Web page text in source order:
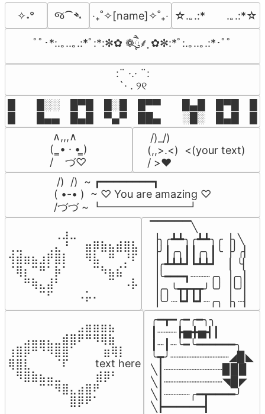
✧˖° જ⁀➴ ‎‧₊˚✧[name]✧˚₊‧ ☆.｡.:*　　.｡.:*☆
ﾟﾟ･*:.｡..｡.:*ﾟ:*:✼✿ ❁ཻུ۪۪⸙͎ ✿✼:*ﾟ:.｡..｡.:*･ﾟﾟ
⠀:¨ ·.· ¨:⠀
⠀ `· . ୨୧⠀
█  █░░ █▀█ █░█ █▀▀  █▄█ █▀█
█  █▄▄ █▄█ ▀▄▀ ██▄  ░█░ █▄█
∧,,,∧
(  ̳• · • ̳)
/    づ♡
/)_/)
(,,>.<)  <(your text)
/ >❤️
/)  /)  ~ ┏━━━━━━━━┓
( •-• )  ~ ♡ You are amazing ♡
/づづ ~ ┗━━━━━━━━┛
⠀⠀⠀⠀⠀⠀⢀⣰⣀⠀⠀⠀⠀⠀⠀⠀⠀
⢀⣀⠀⠀⠀⢀⣄⠘⠀⠀⣶⡿⣷⣦⣾⣿⣧
⢺⣾⣶⣦⣰⡟⣿⡇⠀⠀⠻⣧⠀⠛⠀⡘⠏
⠈⢿⡆⠉⠛⠁⡷⠁⠀⠀⠀⠉⠳⣦⣮⠁⠀
⠀⠀⠛⢷⣄⣼⠃⠀⠀⠀⠀⠀⠀⠉⠀⠠⡧
⠀⠀⠀⠀⠉⠋⠀⠀⠀⠠⡥⠄⠀⠀⠀⠀⠀
▔▔▔▔▔╲
▕╮╭┻┻╮╭┻┻╮╭▕╮╲
▕╯┃╭╮┃┃╭╮┃╰▕╯╭▏
▕╭┻┻┻┛┗┻┻┛  ▕  ╰▏
▕╰━━━┓┈┈┈╭╮▕╭╮▏
▕╭╮╰┳┳┳┳╯╰╯▕╰╯▏
▕╰╯┈┗┛┗┛┈╭╮▕╮┈▏
⠀⠀⠀⠀⠀⠀⠀⠀⠀⣠⣶⣶⣶⣦⠀⠀
⠀⠀⣠⣤⣤⣄⣀⣾⣿⠟⠛⠻⢿⣷⠀
⢰⣿⡿⠛⠙⠻⣿⣿⠁⠀⠀ ⠀⣶⢿⡇
⢿⣿⣇⠀⠀⠀⠈⠏⠀⠀⠀ text here
⠀⠻⣿⣷⣦⣤⣀⠀⠀⠀ ⠀⣾⡿⠃⠀
⠀⠀⠀⠀⠉⠉⠻⣿⣄⣴⣿⠟⠀⠀⠀
⠀⠀⠀⠀⠀⠀⠀⠀⣿⡿⠟⠁⠀⠀⠀
╭━┳━╭━╭━╮╮
┃┈┈┈┣▅╋▅┫┃
┃┈┃┈╰━╰━━━━━━╮
╰┳╯┈┈┈┈┈┈┈┈┈◢▉◣
╲┃┈┈┈┈┈┈┈┈┈▉▉▉
╲┃┈┈┈┈┈┈┈┈┈◥▉◤
╲┃┈┈┈┈╭━┳━━━━╯
╲┣━━━━━━┫﻿